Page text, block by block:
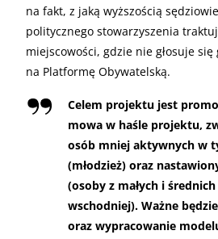
na fakt, z jaką wyższością
politycznego stowarzyszenia
miejscowości, gdzie nie głosuje
na Platformę Obywatelską.
Celem projektu jest
mowa w haśle projektu,
osób mniej aktywnych w
(młodzież) oraz
(osoby z małych i
wschodniej). Ważne
oraz wypracowanie